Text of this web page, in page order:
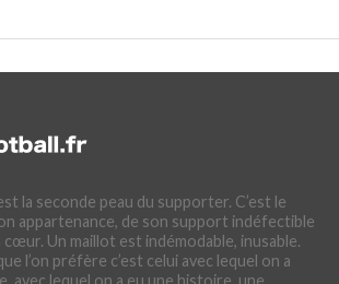
la seconde peau du supporter. C’est le
appartenance, de son support indéfectible
Un maillot est indémodable, inusable.
l’on préfère c’est celui avec lequel on a
avec lequel on a eu une histoire, une